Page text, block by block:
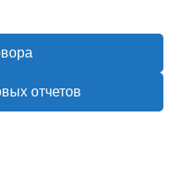
отчетов